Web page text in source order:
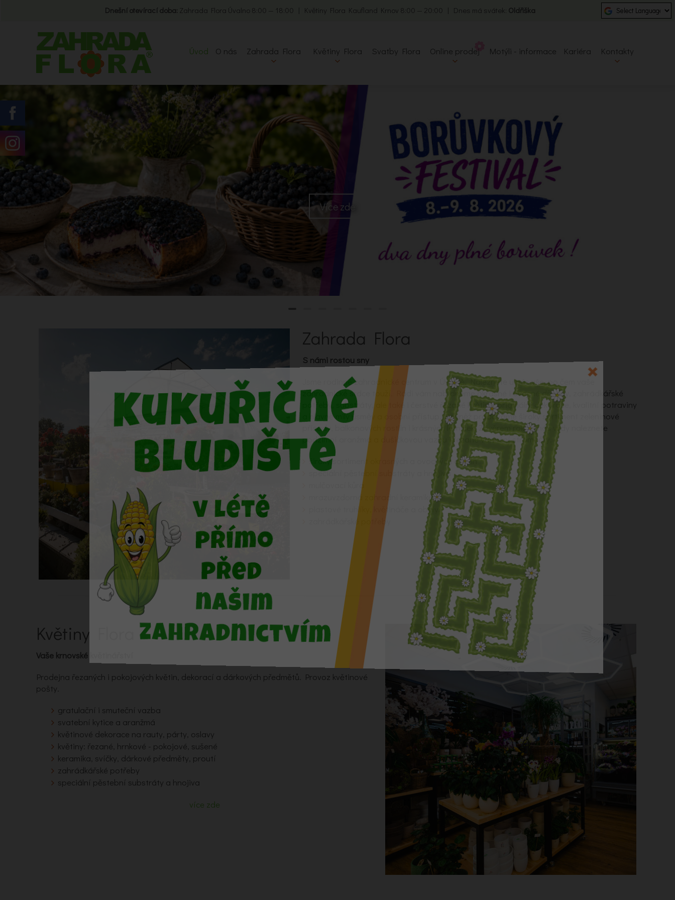
Dnešní otevírací doba: Zahrada Flora Úvalno 8:00 — 18:00 | Květiny Flora Kaufland Krnov 8:00 — 20:00 | Dnes má svátek: Oldřiška
Úvod O nás Zahrada Flora Květiny Flora Svatby Flora Online prodej Motýli - informace Kariéra Kontakty
Více zde
Zahrada Flora
S námi rostou sny
Jsme rodinné zahradnické centrum v Úvalně. Naleznete u nás vše, po čem vaše
zahradnické srdce touží. Rádi vám nabídneme okrasné i ovocné dřeviny, zahrádkářské
potřeby, substráty, ale také i čerstvé řezané květiny, originální dekorace, kvalitní potraviny
a hlavně milý úsměv a osobní přístup. Rovněž prodáváme široký sortiment zeleninové
přísady, balkonových rostlin i krásných letniček. Závěrem roku u nás vždy naleznete
podzimní aranžmá a dušičkovou vazbu i řezané vánoční stromečky.
široký sortiment okrasných a ovocných dřevin
speciální pěstební substráty a hnojiva
mulčovací kůra
mrazuvzdorná zahradní keramika
plastové truhlíky, květináče a obaly
zahrádkářské potřeby
více zde
Květiny Flora
Vaše krnovské květinářství
Prodejna řezaných i pokojových květin, dekorací a dárkových předmětů. Provoz květinové
pošty.
gratulační i smuteční vazba
svatební kytice a aranžmá
květinové dekorace na rauty, párty, oslavy
květiny: řezané, hrnkové - pokojové, sušené
keramika, svíčky, dárkové předměty, proutí
zahrádkářské potřeby
speciální pěstební substráty a hnojiva
více zde